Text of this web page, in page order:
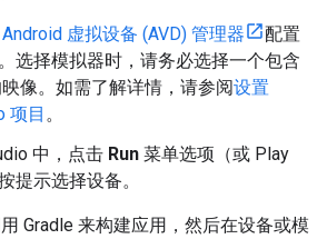
Android 虚拟设备 (AVD) 管理器
配置
选择模拟器时，请务必选择一个包含
像。如需了解详情，请参阅设置
项目 。
中，点击 Run 菜单选项（或 Play
提示选择设备。
Gradle 来构建应用，然后在设备或模